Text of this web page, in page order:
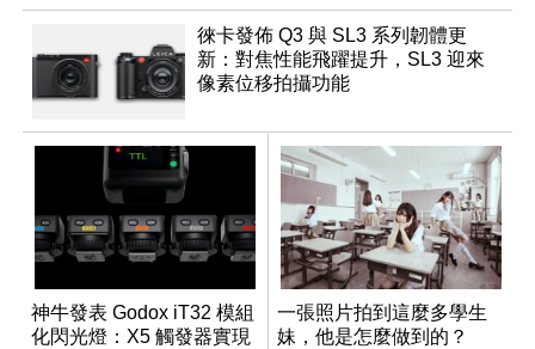
徠卡發佈 Q3 與 SL3 系列韌體更
新：對焦性能飛躍提升，SL3 迎來
像素位移拍攝功能
神牛發表 Godox iT32 模組
化閃光燈：X5 觸發器實現
一張照片拍到這麼多學生
妹，他是怎麼做到的？